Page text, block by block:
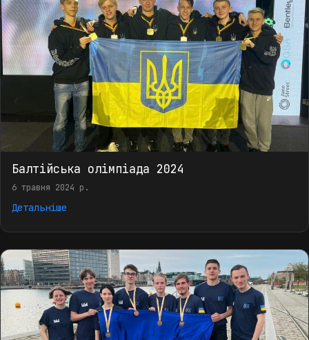
Балтійська олімпіада 2024
6 травня 2024 р.
Детальніше